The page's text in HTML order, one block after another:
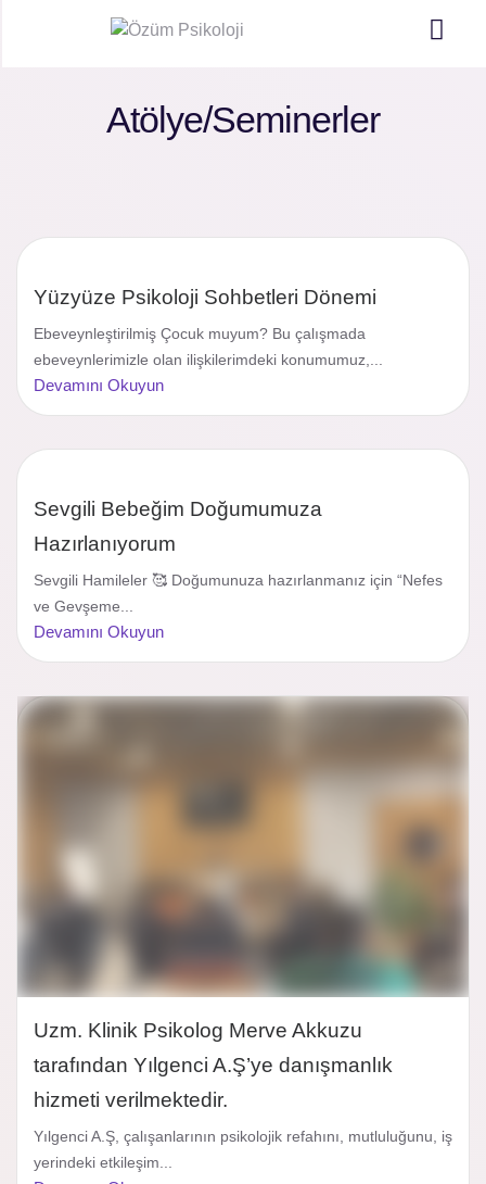
Atölye/Seminerler
Yüzyüze Psikoloji Sohbetleri Dönemi
Ebeveynleştirilmiş Çocuk muyum? Bu çalışmada
ebeveynlerimizle olan ilişkilerimdeki konumumuz,...
Devamını Okuyun
Sevgili Bebeğim Doğumumuza
Hazırlanıyorum
Sevgili Hamileler 🥰 Doğumunuza hazırlanmanız için “Nefes
ve Gevşeme...
Devamını Okuyun
Uzm. Klinik Psikolog Merve Akkuzu
tarafından Yılgenci A.Ş’ye danışmanlık
hizmeti verilmektedir.
Yılgenci A.Ş, çalışanlarının psikolojik refahını, mutluluğunu, iş
yerindeki etkileşim...